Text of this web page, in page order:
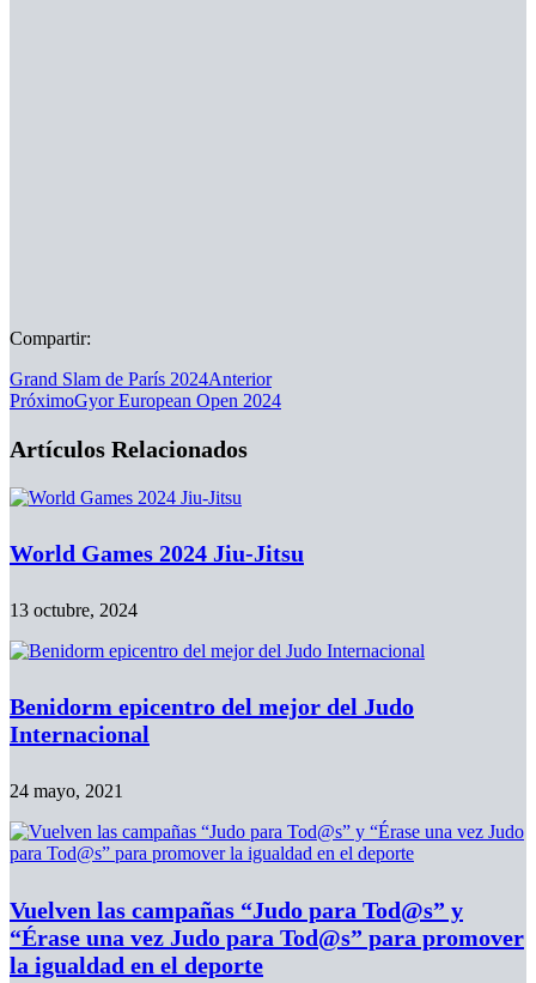
Compartir:
Grand Slam de París 2024Anterior
PróximoGyor European Open 2024
Artículos Relacionados
World Games 2024 Jiu-Jitsu
13 octubre, 2024
Benidorm epicentro del mejor del Judo
Internacional
24 mayo, 2021
Vuelven las campañas “Judo para Tod@s” y
“Érase una vez Judo para Tod@s” para promover
la igualdad en el deporte